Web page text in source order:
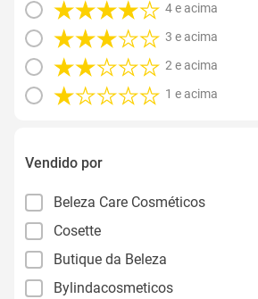
4 e acima
3 e acima
2 e acima
1 e acima
Vendido por
Beleza Care Cosméticos
Cosette
Butique da Beleza
Bylindacosmeticos